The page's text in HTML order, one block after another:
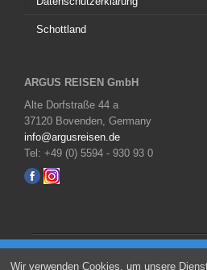
JETZT
Schottland
ARGUS REISEN GmbH
Alte Dorfstraße 44 a
37120 Bovenden, Germany
info@argusreisen.de
Tel: +49 (0) 5594 - 930 93 0
Copyright © 2026 All Right
Wir verwenden Cookies, um unsere